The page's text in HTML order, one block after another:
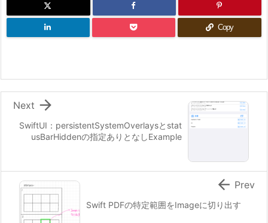
Copy
SwiftUI：persistentSystemOverlaysとstat
usBarHiddenの指定ありとなしExample

Next
Swift PDFの特定範囲をImageに切り出す
 Prev